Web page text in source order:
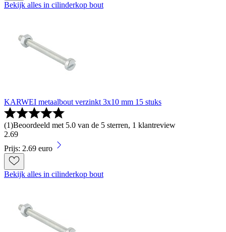
Bekijk alles in cilinderkop bout
KARWEI metaalbout verzinkt 3x10 mm 15 stuks
(1)Beoordeeld met 5.0 van de 5 sterren, 1 klantreview
2.69
Prijs: 2.69 euro
Bekijk alles in cilinderkop bout